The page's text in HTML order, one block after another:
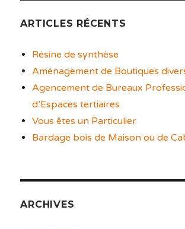
ARTICLES RÉCENTS
Résine de synthèse
Aménagement de Boutiques
Agencement de Bureaux
d’Espaces tertiaires
Vous êtes un Particulier
Bardage bois de Maison ou de
ARCHIVES